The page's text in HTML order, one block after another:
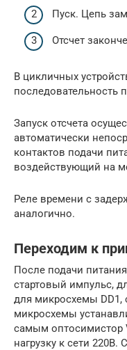
Пуск. Цепь
Отсчет
В цикличных
последовательность
Запуск отсчета
автоматически
контактов подачи
воздействующий на
Реле времени с
аналогично.
Переходим к
После подачи
стартовый импульс,
для микросхемы DD1,
микросхемы
самым оптосимистор
нагрузку к сети 220В.